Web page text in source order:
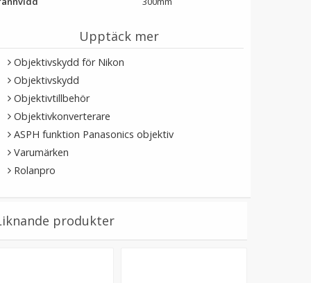
Upptäck mer
Objektivskydd för Nikon
Objektivskydd
Objektivtillbehör
Objektivkonverterare
ASPH funktion Panasonics objektiv
Varumärken
Rolanpro
produkter